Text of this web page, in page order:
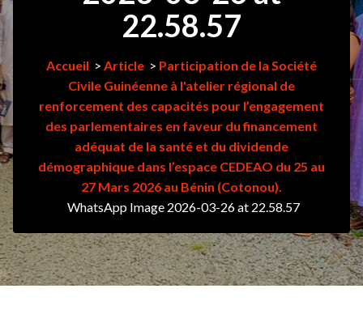
22.58.57
Accueil > Article > Participation de la Société
Civile Guinéenne à l'atelier régional de
renforcement des capacités pour l’engagement
des parlementaires en faveur du financement
adéquat de la santé et du dividende
démographique dans l’espace CEDEAO du 25 au
27 Mars 2026 au Bénin (Cotonou).
WhatsApp Image 2026-03-26 at 22.58.57